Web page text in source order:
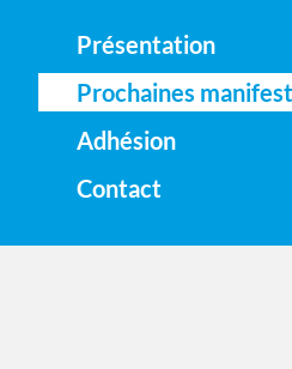
Présentation
Prochaines
Adhésion
Contact